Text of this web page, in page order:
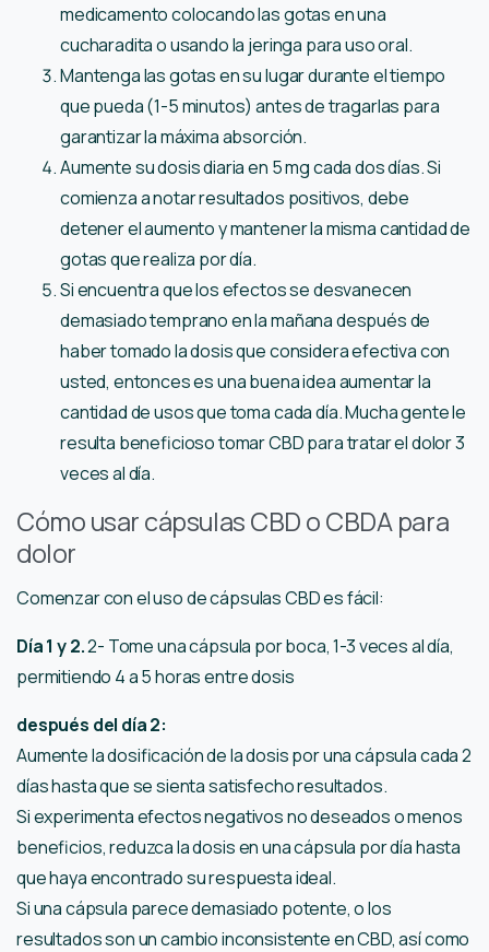
medicamento colocando las gotas en una
cucharadita o usando la jeringa para uso oral.
Mantenga las gotas en su lugar durante el tiempo
que pueda (1-5 minutos) antes de tragarlas para
garantizar la máxima absorción.
Aumente su dosis diaria en 5 mg cada dos días. Si
comienza a notar resultados positivos, debe
detener el aumento y mantener la misma cantidad de
gotas que realiza por día.
Si encuentra que los efectos se desvanecen
demasiado temprano en la mañana después de
haber tomado la dosis que considera efectiva con
usted, entonces es una buena idea aumentar la
cantidad de usos que toma cada día. Mucha gente le
resulta beneficioso tomar CBD para tratar el dolor 3
veces al día.
Cómo usar cápsulas CBD o CBDA para
dolor
Comenzar con el uso de cápsulas CBD es fácil:
Día 1 y 2.2- Tome una cápsula por boca, 1-3 veces al día,
permitiendo 4 a 5 horas entre dosis
después del día 2:
Aumente la dosificación de la dosis por una cápsula cada 2
días hasta que se sienta satisfecho resultados.
Si experimenta efectos negativos no deseados o menos
beneficios, reduzca la dosis en una cápsula por día hasta
que haya encontrado su respuesta ideal.
Si una cápsula parece demasiado potente, o los
resultados son un cambio inconsistente en CBD, así como